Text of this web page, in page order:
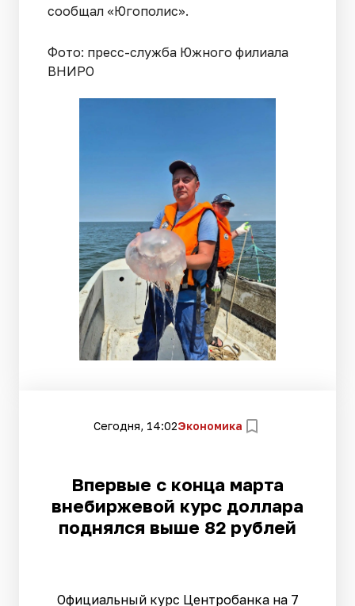
сообщал «Югополис».
Фото: пресс-служба Южного филиала
ВНИРО
Сегодня, 14:02Экономика
Впервые с конца марта
внебиржевой курс доллара
поднялся выше 82 рублей
Официальный курс Центробанка на 7